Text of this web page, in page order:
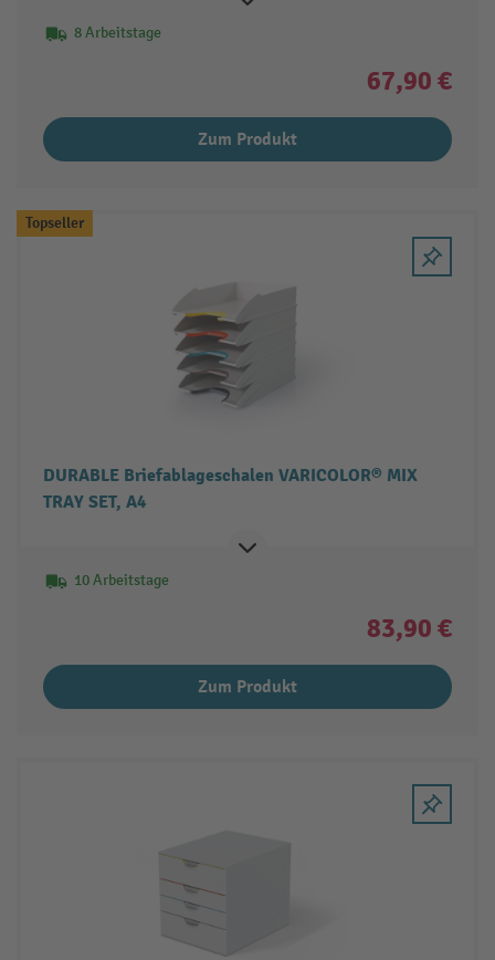
8 Arbeitstage
67,90 €
Zum Produkt
Topseller
DURABLE Briefablageschalen VARICOLOR® MIX
TRAY SET, A4
10 Arbeitstage
83,90 €
Zum Produkt